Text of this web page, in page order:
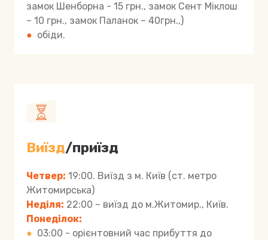
замок Шенборна - 15 грн., замок Сент Міклош
– 10 грн., замок Паланок – 40грн.,)
● обіди.
Виїзд/приїзд
Четвер: 19:00. Виїзд з м. Київ (ст. метро
Житомирська)
Неділя: 22:00 – виїзд до м.Житомир., Київ.
Понеділок:
● 03:00 - орієнтовний час прибуття до